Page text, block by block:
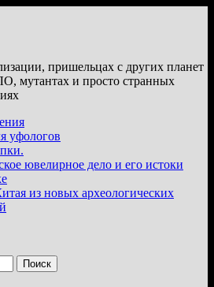
пришельцах с других планет
мутантах и просто странных
уфологов
ювелирное дело и его истоки
из новых археологических